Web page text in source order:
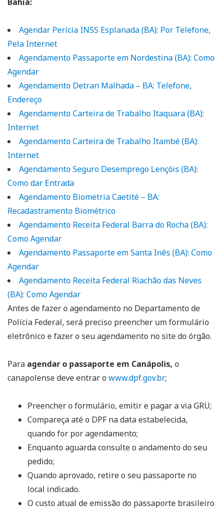
Agendar Perícia INSS Esplanada (BA): Por Telefone,
Pela Internet
Agendamento Passaporte em Nordestina (BA): Como
Agendar
Agendamento Detran Malhada – BA: Telefone,
Endereço
Agendamento Carteira de Trabalho Itaquara (BA):
Internet
Agendamento Carteira de Trabalho Itambé (BA):
Internet
Agendamento Seguro Desemprego Lençóis (BA):
Como dar Entrada
Agendamento Biometria Caetité – BA:
Recadastramento Biométrico
Agendamento Receita Federal Barra do Rocha (BA):
Como Agendar
Agendamento Passaporte em Santa Inês (BA): Como
Agendar
Agendamento Receita Federal Riachão das Neves
(BA): Como Agendar
Antes de fazer o agendamento no Departamento de
Polícia Federal, será preciso preencher um formulário
eletrônico e fazer o seu agendamento no site do órgão.
Para agendar o passaporte em Canápolis, o
canapolense deve entrar o www.dpf.gov.br;
Preencher o formulário, emitir e pagar a via GRU;
Compareça até o DPF na data estabelecida,
quando for por agendamento;
Enquanto aguarda consulte o andamento do seu
pedido;
Quando aprovado, retire o seu passaporte no
local indicado.
O custo atual de emissão do passaporte brasileiro